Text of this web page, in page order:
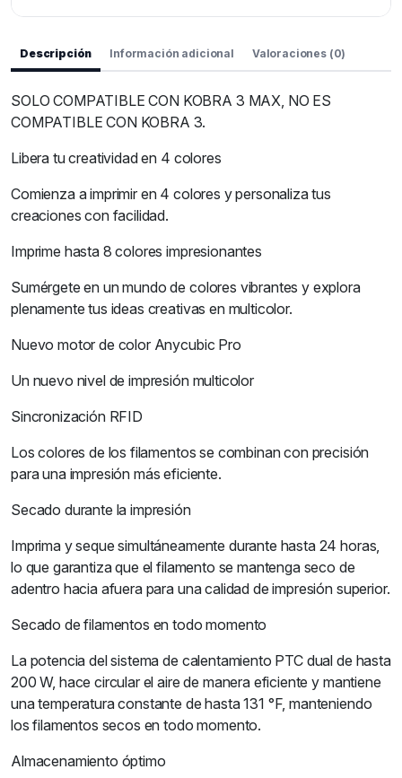
Descripción Información adicional Valoraciones (0)
SOLO COMPATIBLE CON KOBRA 3 MAX, NO ES
COMPATIBLE CON KOBRA 3.
Libera tu creatividad en 4 colores
Comienza a imprimir en 4 colores y personaliza tus
creaciones con facilidad.
Imprime hasta 8 colores impresionantes
Sumérgete en un mundo de colores vibrantes y explora
plenamente tus ideas creativas en multicolor.
Nuevo motor de color Anycubic Pro
Un nuevo nivel de impresión multicolor
Sincronización RFID
Los colores de los filamentos se combinan con precisión
para una impresión más eficiente.
Secado durante la impresión
Imprima y seque simultáneamente durante hasta 24 horas,
lo que garantiza que el filamento se mantenga seco de
adentro hacia afuera para una calidad de impresión superior.
Secado de filamentos en todo momento
La potencia del sistema de calentamiento PTC dual de hasta
200 W, hace circular el aire de manera eficiente y mantiene
una temperatura constante de hasta 131 °F, manteniendo
los filamentos secos en todo momento.
Almacenamiento óptimo